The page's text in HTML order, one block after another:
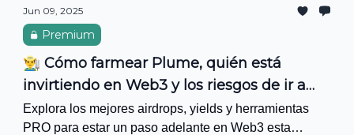
Jun 09, 2025
Premium
👨‍🌾 Cómo farmear Plume, quién está
invirtiendo en Web3 y los riesgos de ir a
conferencias
Explora los mejores airdrops, yields y herramientas
PRO para estar un paso adelante en Web3 esta